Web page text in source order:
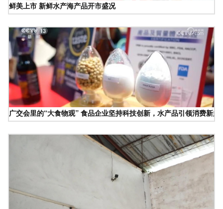
鲜美上市 新鲜水产海产品开市盛况
广交会里的“大食物观” 食品企业坚持科技创新，水产品引领消费新趋